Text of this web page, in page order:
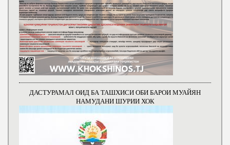
ДАСТУРАМАЛ ОИД БА ТАШХИСИ ОБИ БАРОИ МУАЙЯН
НАМУДАНИ ШУРИИ ХОК